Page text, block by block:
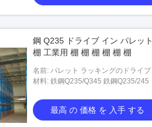
鋼 Q235 ドライブ イン パレット
棚 工業用 棚 棚 棚 棚 棚 棚
名前: パレット ラッキングのドライブ
材料: 鉄鋼Q235/Q345 鉄鋼Q235/245
最高 の 価格 を 入手 する